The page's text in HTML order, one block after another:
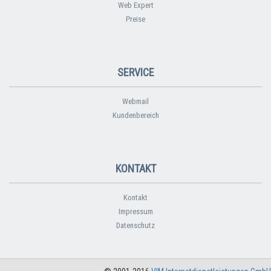
Web Expert
Preise
SERVICE
Webmail
Kundenbereich
KONTAKT
Kontakt
Impressum
Datenschutz